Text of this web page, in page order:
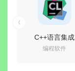
C++语言集成
开发环境 |
编程软件